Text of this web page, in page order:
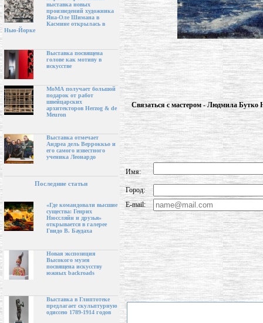
выставка новых
произведений художника
Яна-Оле Шимана в
Касмине открылась в
Нью-Йорке
Выставка посвящена
голове как мотиву в
искусстве
МоМА получает большой
подарок от работ
швейцарских
архитекторов Herzog & de
Meuron
Выставка отмечает
Андреа дель Верроккьо и
его самого известного
ученика Леонардо
Последние статьи
«Где командовали высшие
существа: Генрих
Нюссляйн и друзья»
открывается в галерее
Гвидо В. Баудаха
Новая экспозиция
Высокого музея
посвящена искусству
южных backroads
Выставка в Глиптотеке
предлагает скульптурную
одиссею 1789-1914 годов
Связаться с мастером - Людмила Бутко
Имя:
Город:
E-mail: